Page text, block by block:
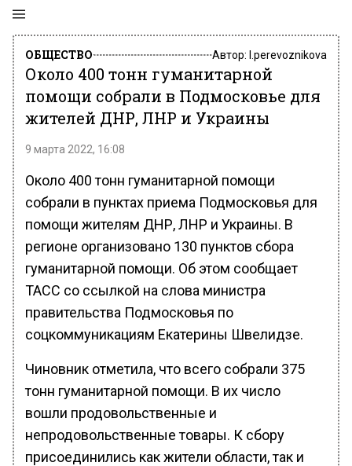
ОБЩЕСТВО Автор: l.perevoznikova
Около 400 тонн гуманитарной
помощи собрали в Подмосковье для
жителей ДНР, ЛНР и Украины
9 марта 2022, 16:08
Около 400 тонн гуманитарной помощи
собрали в пунктах приема Подмосковья для
помощи жителям ДНР, ЛНР и Украины. В
регионе организовано 130 пунктов сбора
гуманитарной помощи. Об этом сообщает
ТАСС со ссылкой на слова министра
правительства Подмосковья по
соцкоммуникациям Екатерины Швелидзе.
Чиновник отметила, что всего собрали 375
тонн гуманитарной помощи. В их число
вошли продовольственные и
непродовольственные товары. К сбору
присоединились как жители области, так и